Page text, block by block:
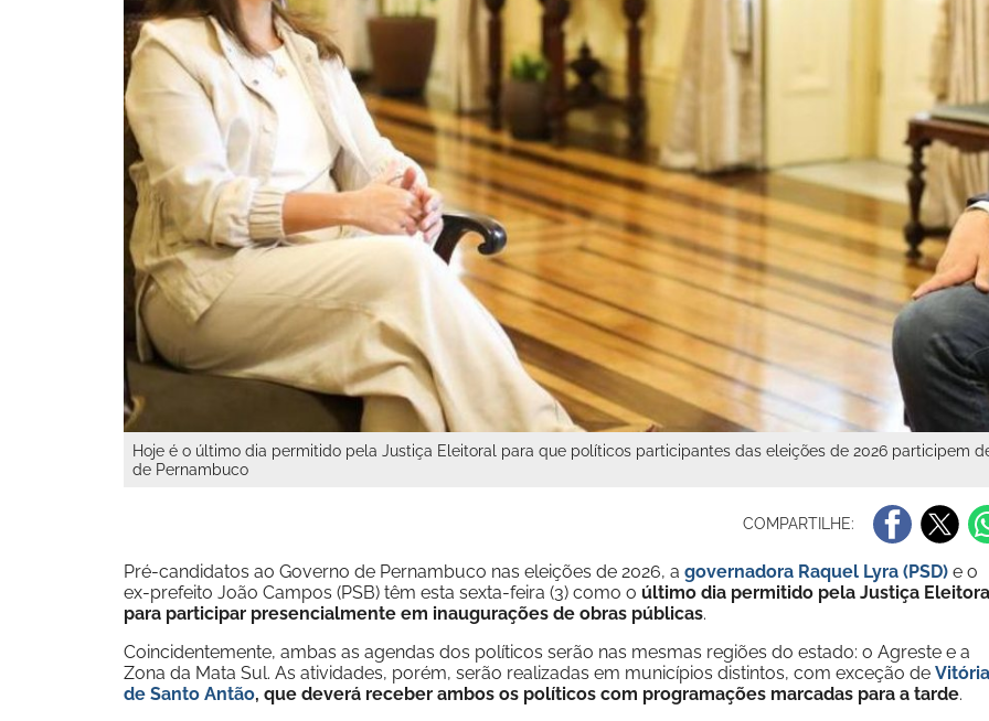
Hoje é o último dia permitido pela Justiça Eleitoral para que políticos participantes das eleições de 2026 participem
de Pernambuco
COMPARTILHE:
Pré-candidatos ao Governo de Pernambuco nas eleições de 2026, a governadora Raquel Lyra (PSD) e o
ex-prefeito João Campos (PSB) têm esta sexta-feira (3) como o último dia permitido pela Justiça
para participar presencialmente em inaugurações de obras públicas.
Coincidentemente, ambas as agendas dos políticos serão nas mesmas regiões do estado: o Agreste e a
Zona da Mata Sul. As atividades, porém, serão realizadas em municípios distintos, com exceção de Vitória
de Santo Antão, que deverá receber ambos os políticos com programações marcadas para a tarde.